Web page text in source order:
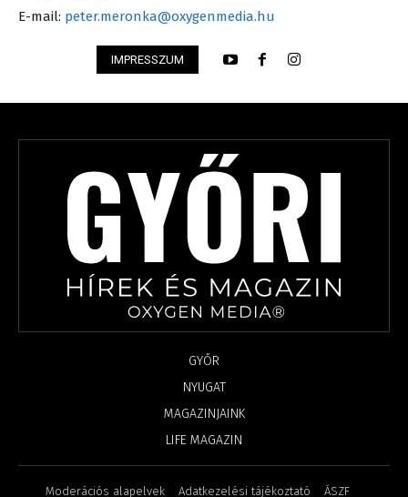
E-mail: peter.meronka@oxygenmedia.hu
IMPRESSZUM
GYŐR
NYUGAT
MAGAZINJAINK
LIFE MAGAZIN
Moderációs alapelvek Adatkezelési tájékoztató ÁSZF